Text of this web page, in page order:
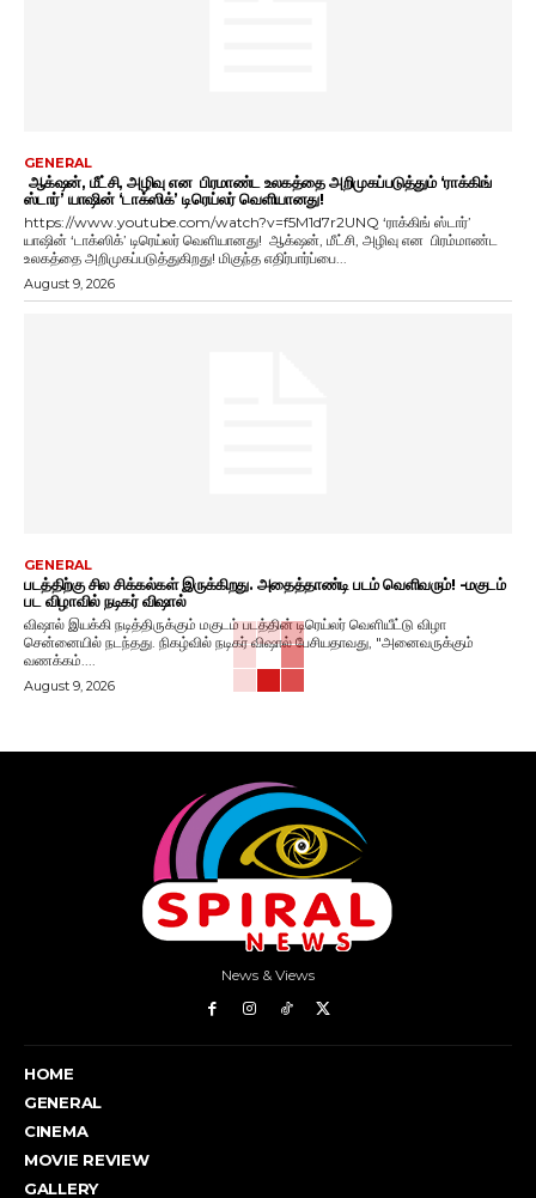
GENERAL
ஆக்‌ஷன், மீட்சி, அழிவு என பிரமாண்ட உலகத்தை அறிமுகப்படுத்தும் ‘ராக்கிங்
ஸ்டார்’ யாஷின் ‘டாக்ஸிக்’ டிரெய்லர் வெளியானது!
https://www.youtube.com/watch?v=f5M1d7r2UNQ ‘ராக்கிங் ஸ்டார்’
யாஷின் ‘டாக்ஸிக்’ டிரெய்லர் வெளியானது! ஆக்‌ஷன், மீட்சி, அழிவு என பிரம்மாண்ட
உலகத்தை அறிமுகப்படுத்துகிறது! மிகுந்த எதிர்பார்ப்பை...
August 9, 2026
GENERAL
படத்திற்கு சில சிக்கல்கள் இருக்கிறது. அதைத்தாண்டி படம் வெளிவரும்! -மகுடம்
பட விழாவில் நடிகர் விஷால்
விஷால் இயக்கி நடித்திருக்கும் மகுடம் படத்தின் டிரெய்லர் வெளியீட்டு விழா
சென்னையில் நடந்தது. நிகழ்வில் நடிகர் விஷால் பேசியதாவது, "அனைவருக்கும்
வணக்கம்....
August 9, 2026
News & Views
HOME
GENERAL
CINEMA
MOVIE REVIEW
GALLERY